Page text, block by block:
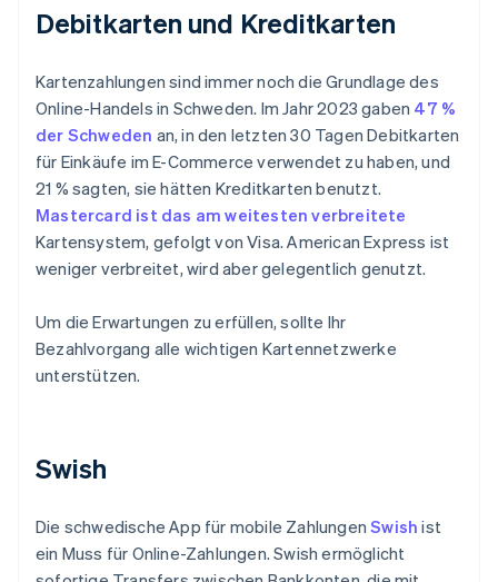
Debitkarten und Kreditkarten
Kartenzahlungen sind immer noch die Grundlage des
Online-Handels in Schweden. Im Jahr 2023 gaben 47 %
der Schweden an, in den letzten 30 Tagen Debitkarten
für Einkäufe im E-Commerce verwendet zu haben, und
21 % sagten, sie hätten Kreditkarten benutzt.
Mastercard ist das am weitesten verbreitete
Kartensystem, gefolgt von Visa. American Express ist
weniger verbreitet, wird aber gelegentlich genutzt.
Um die Erwartungen zu erfüllen, sollte Ihr
Bezahlvorgang alle wichtigen Kartennetzwerke
unterstützen.
Swish
Die schwedische App für mobile ZahlungenSwish ist
ein Muss für Online-Zahlungen. Swish ermöglicht